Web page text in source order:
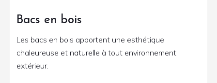
Bacs en bois
Les bacs en bois apportent une esthétique
chaleureuse et naturelle à tout environnement
extérieur.